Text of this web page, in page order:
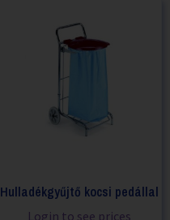
Hulladékgyűjtő kocsi pedállal
Login to see prices